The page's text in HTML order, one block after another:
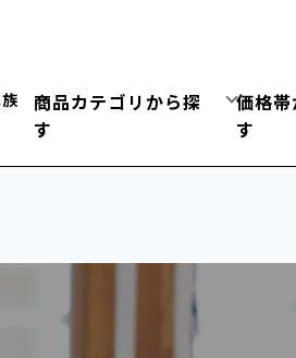
商品カテゴリから探
す
価格
す